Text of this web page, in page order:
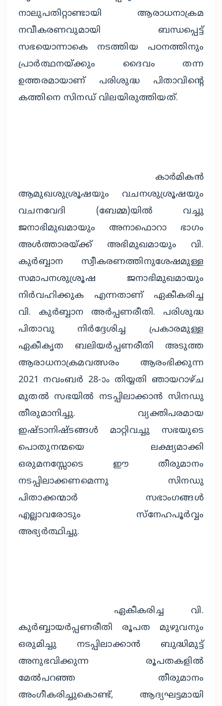
നാലുപതിറ്റാണ്ടായി ആരാധനാക്രമ
നവീകരണവുമായി ബന്ധപ്പെട്ട്
സഭയൊന്നാകെ നടത്തിയ പഠനത്തിനും
പ്രാർത്ഥനയ്ക്കും ദൈവം തന്ന
ഉത്തരമായാണ് പരിശുദ്ധ പിതാവിന്റെ
കത്തിനെ സിനഡ് വിലയിരുത്തിയത്.
ആമുഖശുശ്രൂഷയും വചനശുശ്രൂഷയും
വചനവേദി (ബേമ്മ)യിൽ വച്ചു
ജനാഭിമുഖമായും അനാഫൊറാ ഭാഗം
അൾത്താരയ്ക്ക് അഭിമുഖമായും വി.
കുർബ്ബാന സ്വീകരണത്തിനുശേഷമുള്ള
സമാപനശുശ്രൂഷ ജനാഭിമുഖമായും
നിർവഹിക്കുക എന്നതാണ് ഏകീകരിച്ച
വി. കുർബ്ബാന അർപ്പണരീതി. പരിശുദ്ധ
പിതാവു നിർദ്ദേശിച്ച പ്രകാരമുള്ള
ഏകീകൃത ബലിയർപ്പണരീതി അടുത്ത
ആരാധനാക്രമവത്സരം ആരംഭിക്കുന്ന
2021 നവംബർ 28-ാം തിയ്യതി ഞായറാഴ്ച
മുതൽ സഭയിൽ നടപ്പിലാക്കാൻ സിനഡു
തീരുമാനിച്ചു. വ്യക്തിപരമായ
ഇഷ്ടാനിഷ്ടങ്ങൾ മാറ്റിവച്ചു സഭയുടെ
പൊതുനന്മയെ ലക്ഷ്യമാക്കി
ഒരുമനസ്സോടെ ഈ തീരുമാനം
നടപ്പിലാക്കണമെന്നു സിനഡു
പിതാക്കന്മാർ സഭാംഗങ്ങൾ
എല്ലാവരോടും സ്നേഹപൂർവ്വം
അഭ്യർത്ഥിച്ചു.
കുർബ്ബായർപ്പണരീതി രൂപത മുഴുവനും
ഒരുമിച്ചു നടപ്പിലാക്കാൻ ബുദ്ധിമുട്ട്
അനുഭവിക്കുന്ന രൂപതകളിൽ
മേൽപറഞ്ഞ തീരുമാനം
അംഗീകരിച്ചുകൊണ്ട്, ആദ്യഘട്ടമായി